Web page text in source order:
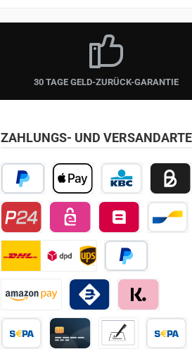
30 TAGE GELD-ZURÜCK-GARANTIE
ZAHLUNGS- UND
PayPal Apple PayKBC/CBC Payment
Billie /
Przelewy24 Belfius Direct Net
Später bezahlen
Amazon Pay Bancomat Pay
Klarna